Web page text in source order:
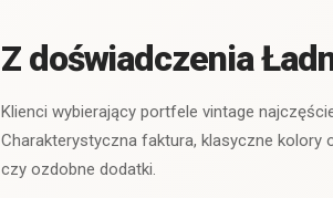
Z doświadczenia
Klienci wybierający portfele vintage
Charakterystyczna faktura, klasyczne
czy ozdobne dodatki.